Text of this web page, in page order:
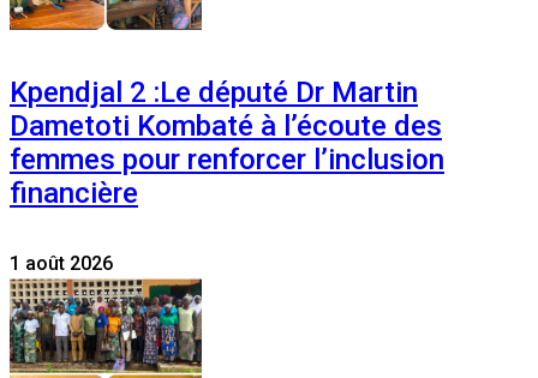
Kpendjal 2 :Le député Dr Martin
Dametoti Kombaté à l’écoute des
femmes pour renforcer l’inclusion
financière
1 août 2026